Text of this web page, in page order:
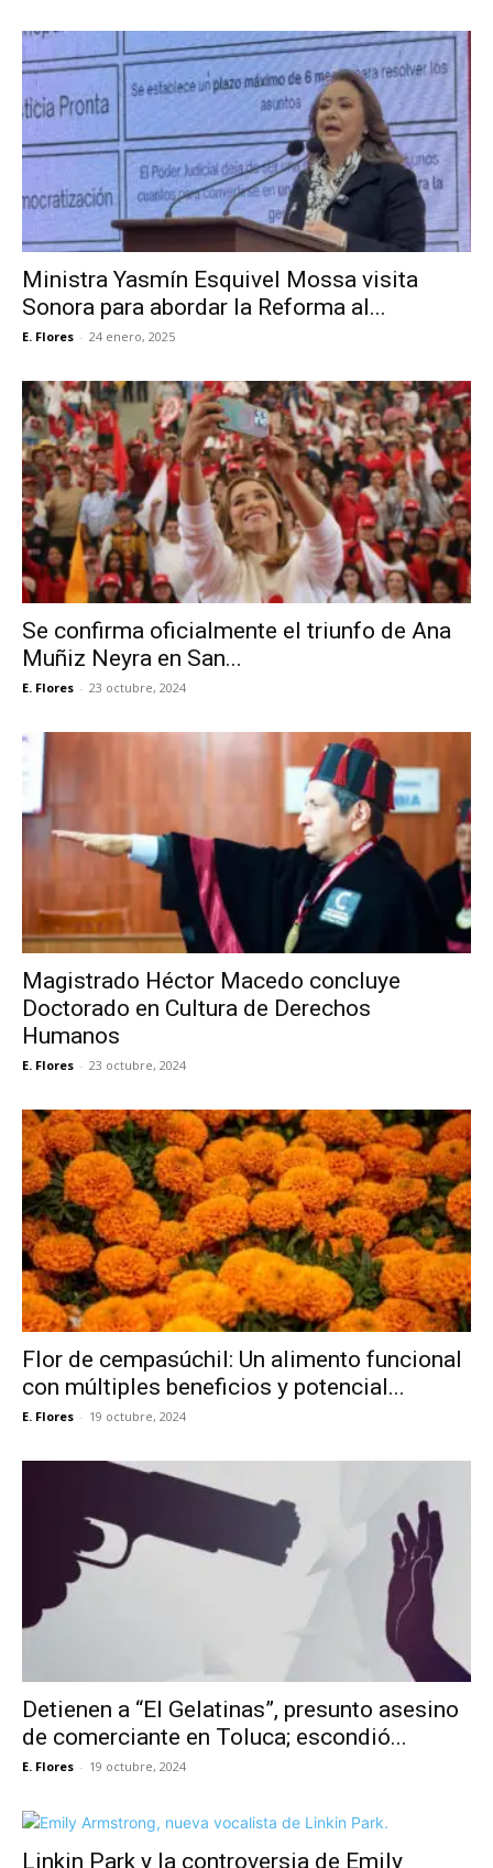
Ministra Yasmín Esquivel Mossa visita
Sonora para abordar la Reforma al...
E. Flores - 24 enero, 2025
Se confirma oficialmente el triunfo de Ana
Muñiz Neyra en San...
E. Flores - 23 octubre, 2024
Magistrado Héctor Macedo concluye
Doctorado en Cultura de Derechos
Humanos
E. Flores - 23 octubre, 2024
Flor de cempasúchil: Un alimento funcional
con múltiples beneficios y potencial...
E. Flores - 19 octubre, 2024
Detienen a “El Gelatinas”, presunto asesino
de comerciante en Toluca; escondió...
E. Flores - 19 octubre, 2024
Linkin Park y la controversia de Emily